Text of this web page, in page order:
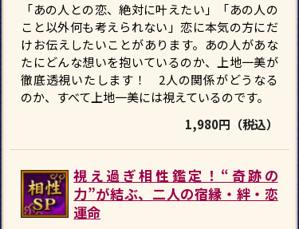
「あの人との恋、絶対に叶えたい」「あの人の
こと以外何も考えられない」恋に本気の方にだ
けお伝えしたいことがあります。あの人があな
たにどんな想いを抱いているのか、上地一美が
徹底透視いたします！ 2人の関係がどうなる
のか、すべて上地一美には視えているのです。
1,980円（税込）
視え過ぎ相性鑑定！“奇跡の
力”が結ぶ、二人の宿縁・絆・恋
運命